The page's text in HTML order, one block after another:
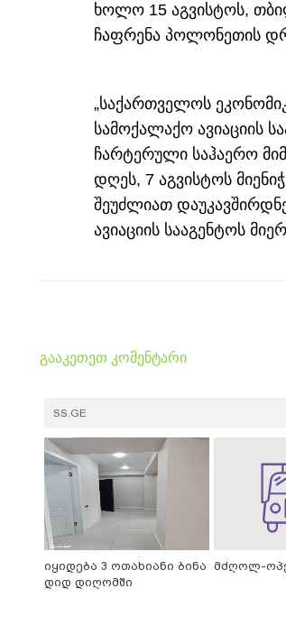
ხოლო 15 აგვისტოს,
ჩაფრენა პოლონეთის
„საქართველოს
სამოქალაქო ავიაციის
ჩარტერული საჰაერო
დღეს, 7 აგვისტოს
შეუძლიათ
ავიაციის სააგენტოს
გააკეთეთ კომენტარი
SS.GE
იყიდება 3 ოთახიანი ბინა
დიდ დიღომში
მძღოლ-